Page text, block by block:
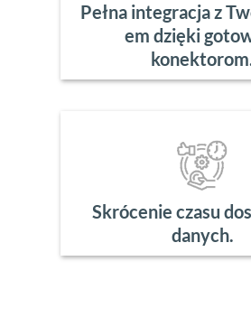
Pełna integracja z
em dzięki
Skrócenie czasu
danych.